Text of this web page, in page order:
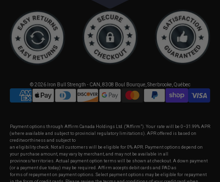
© 2026 Iron Bull Strength - CAN ,8308 Boul Bourque, Sherbrooke, Québec
Payment options through Affirm Canada Holdings Ltd. (“Affirm”). Your rate will be 0–31.99% APR
(where available and subject to provincial regulatory limitations). APR offered is based on
creditworthiness and subject to
an eligibility check. Not all customers will be eligible for 0% APR. Payment options depend on
your purchase amount, may vary by merchant, and may not be available in all
provinces/territories. Actual payment option terms will be shown at checkout. A down payment
(or a payment due today) may be required. Affirm accepts debit cards and PAD as
forms of repayment on payment options. Select payment options may be eligible for repayment